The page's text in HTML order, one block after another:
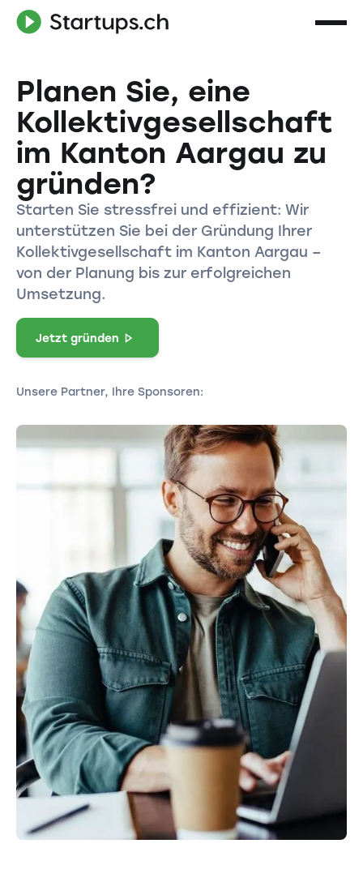
Planen Sie, eine
Kollektivgesellschaft
im Kanton Aargau zu
gründen?
Starten Sie stressfrei und effizient: Wir
unterstützen Sie bei der Gründung Ihrer
Kollektivgesellschaft im Kanton Aargau –
von der Planung bis zur erfolgreichen
Umsetzung.
Jetzt gründen
Unsere Partner, Ihre Sponsoren: